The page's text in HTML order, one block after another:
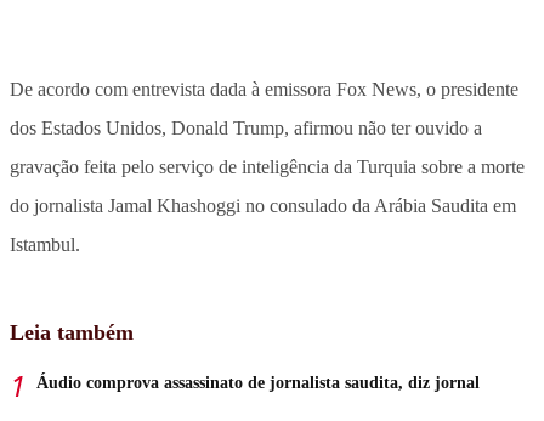
De acordo com entrevista dada à emissora Fox News, o presidente
dos Estados Unidos, Donald Trump, afirmou não ter ouvido a
gravação feita pelo serviço de inteligência da Turquia sobre a morte
do jornalista Jamal Khashoggi no consulado da Arábia Saudita em
Istambul.
Leia também
Áudio comprova assassinato de jornalista saudita, diz jornal